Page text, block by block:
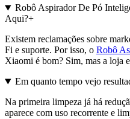
Robô Aspirador De Pó
Aqui?+
Existem reclamações sobre
Fi e suporte. Por isso, o Robô
Xiaomi é bom? Sim, mas a loja
Em quanto tempo vejo
Na primeira limpeza já há
aparece com uso recorrente e